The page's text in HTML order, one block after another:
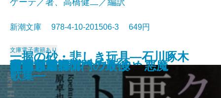
愛と死
絵のない絵本
田舎教師
変身
硝子戸の中
田園交響楽
倫敦塔・幻影の盾
光あるうち光の中を歩め
真理先生
ゲーテ格言集
ゲーテ／著、高橋健二／編訳
新潮文庫 978-4-10-201506-3 649円
文庫電子書籍あり
クロイツェル・ソナタ 悪魔
一握の砂・悲しき玩具―石川啄木
歌集―
行人
人間ぎらい
蒲団・重右衛門の最後
こころ
白鯨〔下〕
白鯨〔上〕
彼岸過迄
ぼく東綺譚